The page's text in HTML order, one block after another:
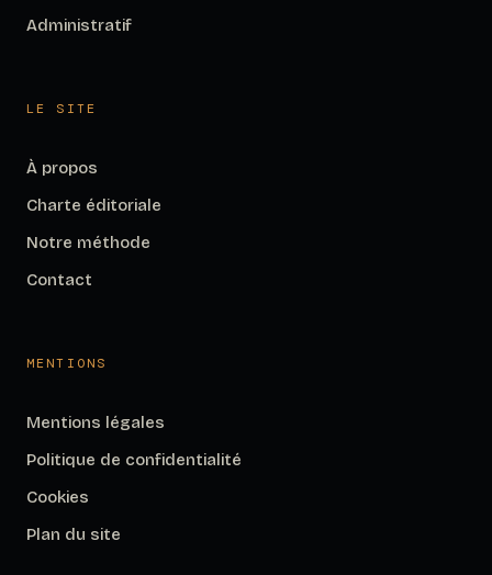
Administratif
LE SITE
À propos
Charte éditoriale
Notre méthode
Contact
MENTIONS
Mentions légales
Politique de confidentialité
Cookies
Plan du site